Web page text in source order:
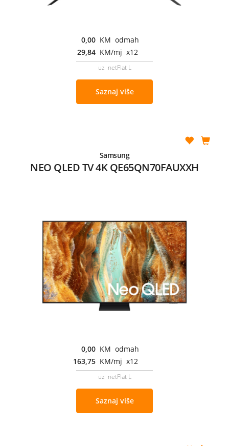
0,00 KM odmah
29,84 KM/mj x12
uz netFlat L
Saznaj više
Samsung
NEO QLED TV 4K QE65QN70FAUXXH
0,00 KM odmah
163,75 KM/mj x12
uz netFlat L
Saznaj više